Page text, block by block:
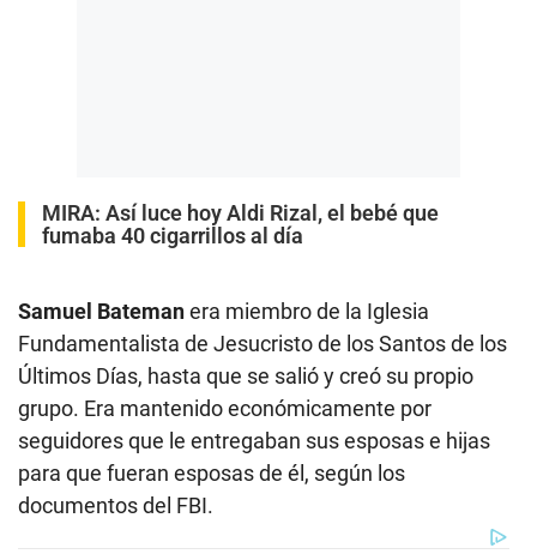
MIRA: Así luce hoy Aldi Rizal, el bebé que
fumaba 40 cigarrillos al día
Samuel Batemanera miembro de la Iglesia
Fundamentalista de Jesucristo de los Santos de los
Últimos Días, hasta que se salió y creó su propio
grupo. Era mantenido económicamente por
seguidores que le entregaban sus esposas e hijas
para que fueran esposas de él, según los
documentos del FBI.